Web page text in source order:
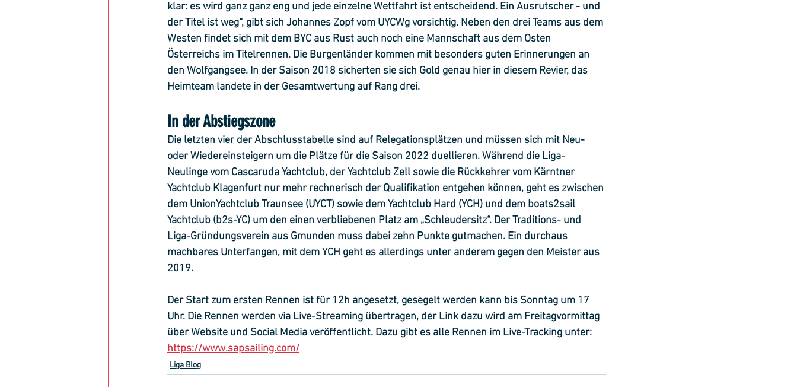
klar: es wird ganz ganz eng und jede einzelne Wettfahrt ist entscheidend. Ein Ausrutscher - und
der Titel ist weg“, gibt sich Johannes Zopf vom UYCWg vorsichtig. Neben den drei Teams aus dem
Westen findet sich mit dem BYC aus Rust auch noch eine Mannschaft aus dem Osten
Österreichs im Titelrennen. Die Burgenländer kommen mit besonders guten Erinnerungen an
den Wolfgangsee. In der Saison 2018 sicherten sie sich Gold genau hier in diesem Revier, das
Heimteam landete in der Gesamtwertung auf Rang drei.
In der Abstiegszone
Die letzten vier der Abschlusstabelle sind auf Relegationsplätzen und müssen sich mit Neu-
oder Wiedereinsteigern um die Plätze für die Saison 2022 duellieren. Während die Liga-
Neulinge vom Cascaruda Yachtclub, der Yachtclub Zell sowie die Rückkehrer vom Kärntner
Yachtclub Klagenfurt nur mehr rechnerisch der Qualifikation entgehen können, geht es zwischen
dem UnionYachtclub Traunsee (UYCT) sowie dem Yachtclub Hard (YCH) und dem boats2sail
Yachtclub (b2s-YC) um den einen verbliebenen Platz am „Schleudersitz“. Der Traditions- und
Liga-Gründungsverein aus Gmunden muss dabei zehn Punkte gutmachen. Ein durchaus
machbares Unterfangen, mit dem YCH geht es allerdings unter anderem gegen den Meister aus
2019.
Der Start zum ersten Rennen ist für 12h angesetzt, gesegelt werden kann bis Sonntag um 17
Uhr. Die Rennen werden via Live-Streaming übertragen, der Link dazu wird am Freitagvormittag
über Website und Social Media veröffentlicht. Dazu gibt es alle Rennen im Live-Tracking unter:
https://www.sapsailing.com/
Liga Blog